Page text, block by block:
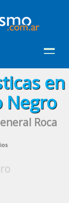
en
Negro
Roca